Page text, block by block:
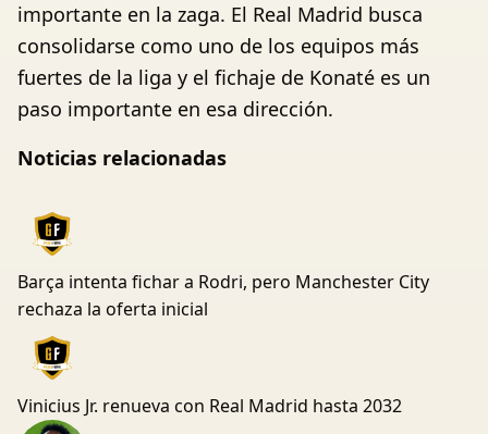
importante en la zaga. El Real Madrid busca
consolidarse como uno de los equipos más
fuertes de la liga y el fichaje de Konaté es un
paso importante en esa dirección.
Noticias relacionadas
Barça intenta fichar a Rodri, pero Manchester City
rechaza la oferta inicial
Vinicius Jr. renueva con Real Madrid hasta 2032